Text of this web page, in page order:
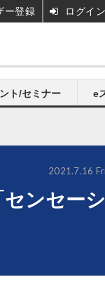
ト/セミナー e
ンセー
2021.7.16
ー登録 ログイン